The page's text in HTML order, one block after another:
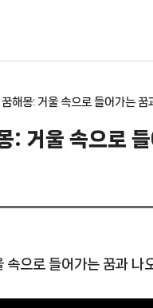
해몽: 거울 속으로 들어가는 꿈
: 거울 속으로